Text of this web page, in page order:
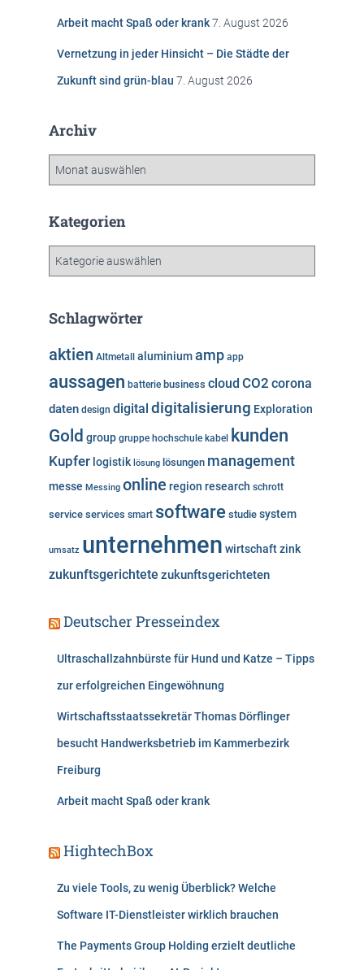
Arbeit macht Spaß oder krank7. August 2026
Vernetzung in jeder Hinsicht – Die Städte der
Zukunft sind grün-blau 7. August 2026
Archiv
h
Kategorien
g
r
i
n
Schlagwörter
aktien Altmetall aluminiumamp app
aussagen batterie business cloud CO2 corona
daten design digital digitalisierung Exploration
Gold group gruppe hochschule kabel kunden
Kupfer logistik lösung lösungen management
messe Messing online region research schrott
service services smart software studie system
umsatz unternehmen wirtschaftzink
zukunftsgerichtete zukunftsgerichteten
Deutscher Presseindex
Ultraschallzahnbürste für Hund und Katze – Tipps
zur erfolgreichen Eingewöhnung
Wirtschaftsstaatssekretär Thomas Dörflinger
besucht Handwerksbetrieb im Kammerbezirk
Freiburg
Arbeit macht Spaß oder krank
HightechBox
Zu viele Tools, zu wenig Überblick? Welche
Software IT-Dienstleister wirklich brauchen
The Payments Group Holding erzielt deutliche